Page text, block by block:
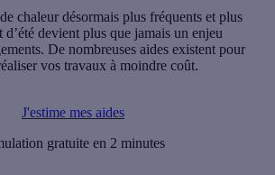
chaleur désormais plus fréquents et plus
devient plus que jamais un enjeu
De nombreuses aides existent pour
vos travaux à moindre coût.
J'estime mes aides
gratuite en 2 minutes